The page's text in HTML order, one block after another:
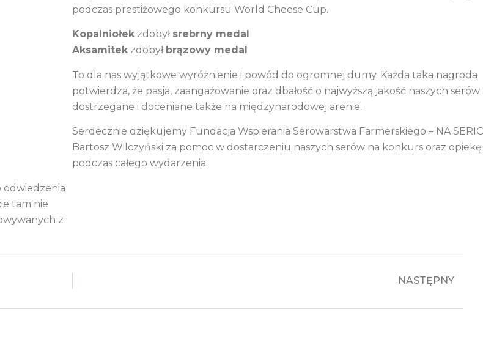
podczas prestiżowego konkursu World Cheese Cup.
Kopalniołek zdobył srebrny medal
Aksamitek zdobył brązowy medal
To dla nas wyjątkowe wyróżnienie i powód do ogromnej dumy. Każda taka nagroda
potwierdza, że pasja, zaangażowanie oraz dbałość o najwyższą jakość naszych serów
dostrzegane i doceniane także na międzynarodowej arenie.
Serdecznie dziękujemy Fundacja Wspierania Serowarstwa Farmerskiego – NA
Bartosz Wilczyński za pomoc w dostarczeniu naszych serów na konkurs oraz
podczas całego wydarzenia.
odwiedzenia
tam nie
z
NASTĘPNY